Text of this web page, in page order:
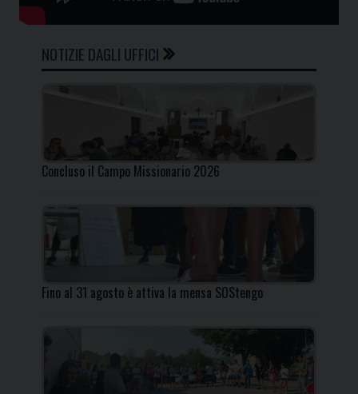
NOTIZIE DAGLI UFFICI
Concluso il Campo Missionario 2026
Fino al 31 agosto è attiva la mensa SOStengo